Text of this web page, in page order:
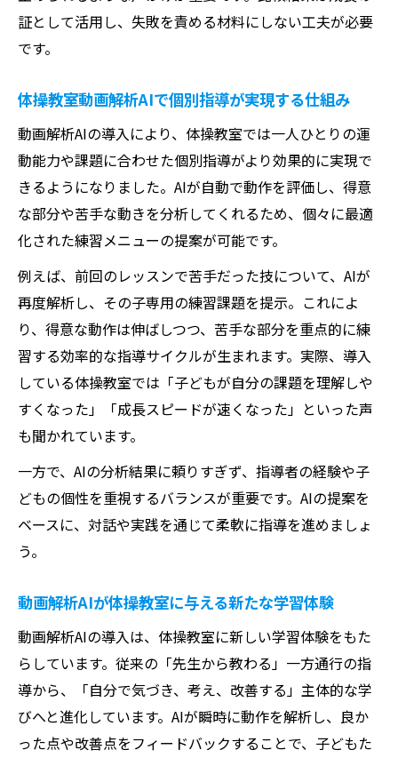
証として活用し、失敗を責める材料にしない工夫が必要
です。
体操教室動画解析AIで個別指導が実現する仕組み
動画解析AIの導入により、体操教室では一人ひとりの運
動能力や課題に合わせた個別指導がより効果的に実現で
きるようになりました。AIが自動で動作を評価し、得意
な部分や苦手な動きを分析してくれるため、個々に最適
化された練習メニューの提案が可能です。
例えば、前回のレッスンで苦手だった技について、AIが
再度解析し、その子専用の練習課題を提示。これによ
り、得意な動作は伸ばしつつ、苦手な部分を重点的に練
習する効率的な指導サイクルが生まれます。実際、導入
している体操教室では「子どもが自分の課題を理解しや
すくなった」「成長スピードが速くなった」といった声
も聞かれています。
一方で、AIの分析結果に頼りすぎず、指導者の経験や子
どもの個性を重視するバランスが重要です。AIの提案を
ベースに、対話や実践を通じて柔軟に指導を進めましょ
う。
動画解析AIが体操教室に与える新たな学習体験
動画解析AIの導入は、体操教室に新しい学習体験をもた
らしています。従来の「先生から教わる」一方通行の指
導から、「自分で気づき、考え、改善する」主体的な学
びへと進化しています。AIが瞬時に動作を解析し、良か
った点や改善点をフィードバックすることで、子どもた